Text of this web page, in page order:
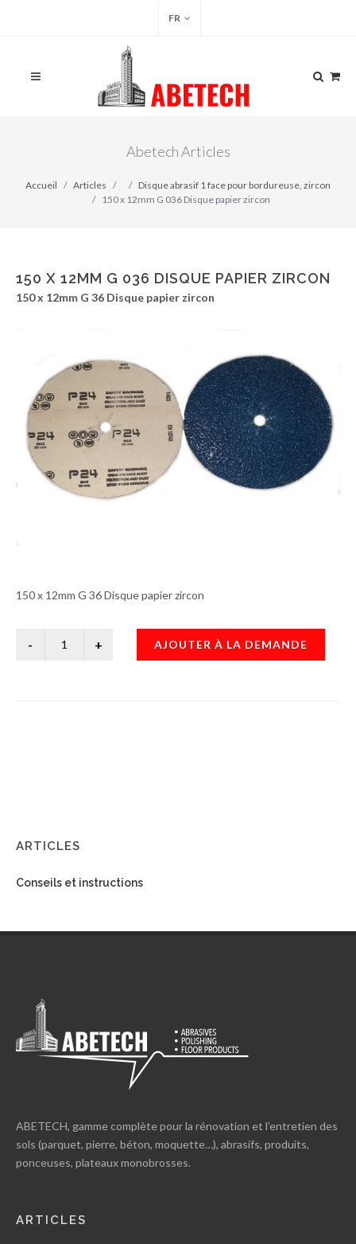
FR
Abetech Articles
Accueil Articles
Disque abrasif 1 face pour bordureuse, zircon
150 x 12mm G 036 Disque papier zircon
150 X 12MM G 036 DISQUE PAPIER ZIRCON
150 x 12mm G 36 Disque papier zircon
150 x 12mm G 36 Disque papier zircon
AJOUTER À LA DEMANDE
ARTICLES
Conseils et instructions
ABETECH, gamme complète pour la rénovation et l’entretien des
sols (parquet, pierre, béton, moquette…), abrasifs, produits,
ponceuses, plateaux monobrosses.
ARTICLES